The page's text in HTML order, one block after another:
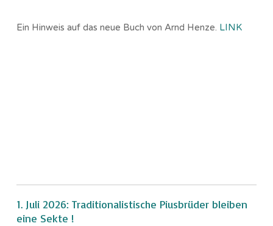
Ein Hinweis auf das neue Buch von Arnd Henze. LINK
1. Juli 2026: Traditionalistische Piusbrüder bleiben
eine Sekte !